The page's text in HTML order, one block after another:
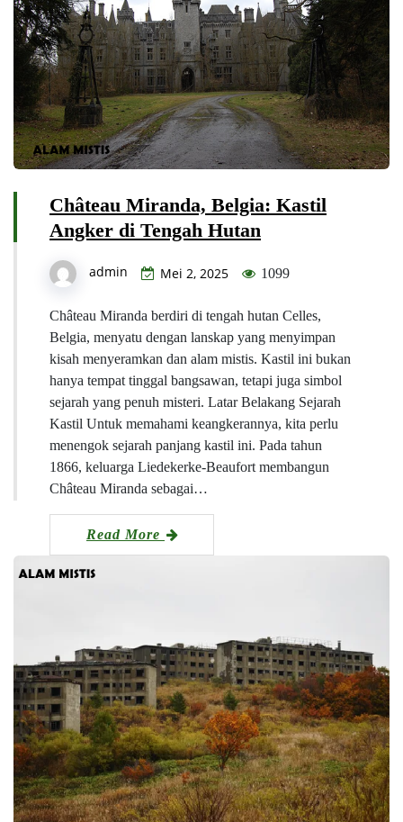
Château Miranda, Belgia: Kastil
Angker di Tengah Hutan
admin Mei 2, 2025 1099
Château Miranda berdiri di tengah hutan Celles,
Belgia, menyatu dengan lanskap yang menyimpan
kisah menyeramkan dan alam mistis. Kastil ini bukan
hanya tempat tinggal bangsawan, tetapi juga simbol
sejarah yang penuh misteri. Latar Belakang Sejarah
Kastil Untuk memahami keangkerannya, kita perlu
menengok sejarah panjang kastil ini. Pada tahun
1866, keluarga Liedekerke-Beaufort membangun
Château Miranda sebagai…
Read More